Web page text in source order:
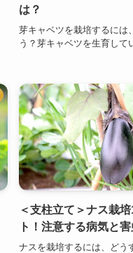
は？
芽キャベツを栽培するには
う？芽キャベツを生育して
＜支柱立て＞ナス栽
ト！注意する病気と
ナスを栽培するには、どう